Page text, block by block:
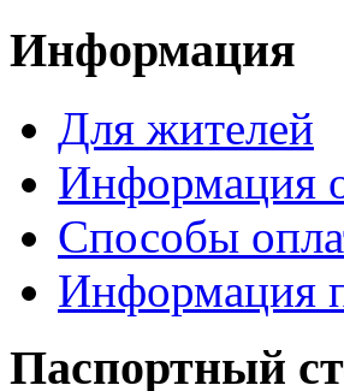
Информация
Для жителей
Информация
Способы
Информация
Паспортный